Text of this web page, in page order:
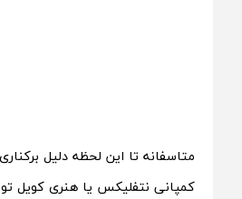
متاسفانه تا این لحظه دلیل
کمپانی نتفلیکس یا هنری کویل